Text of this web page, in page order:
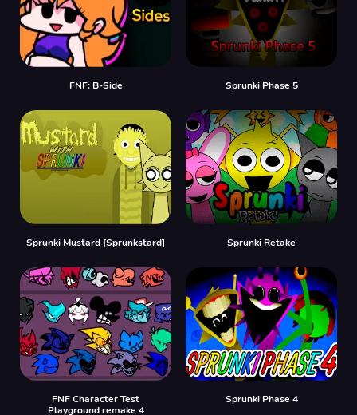
FNF: B-Side Sprunki Phase 5
Sprunki Mustard [Sprunkstard] Sprunki Retake
FNF Character Test
Playground remake 4
Sprunki Phase 4